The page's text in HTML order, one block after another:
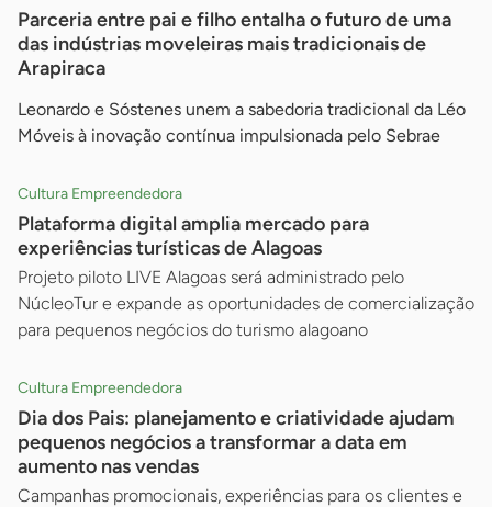
Parceria entre pai e filho entalha o futuro de uma
das indústrias moveleiras mais tradicionais de
Arapiraca
Leonardo e Sóstenes unem a sabedoria tradicional da Léo
Móveis à inovação contínua impulsionada pelo Sebrae
Cultura Empreendedora
Plataforma digital amplia mercado para
experiências turísticas de Alagoas
Projeto piloto LIVE Alagoas será administrado pelo
NúcleoTur e expande as oportunidades de comercialização
para pequenos negócios do turismo alagoano
Cultura Empreendedora
Dia dos Pais: planejamento e criatividade ajudam
pequenos negócios a transformar a data em
aumento nas vendas
Campanhas promocionais, experiências para os clientes e